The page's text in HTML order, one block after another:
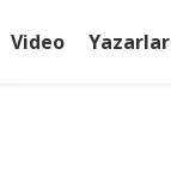
Video Yazarlar